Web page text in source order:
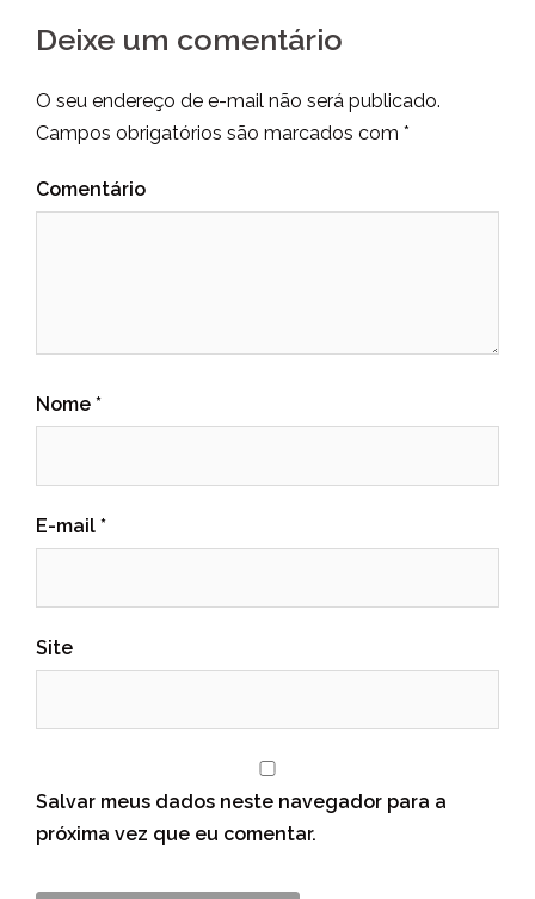
Deixe um comentário
O seu endereço de e-mail não será publicado.
Campos obrigatórios são marcados com *
Comentário
Nome *
E-mail *
Site
Salvar meus dados neste navegador para a
próxima vez que eu comentar.